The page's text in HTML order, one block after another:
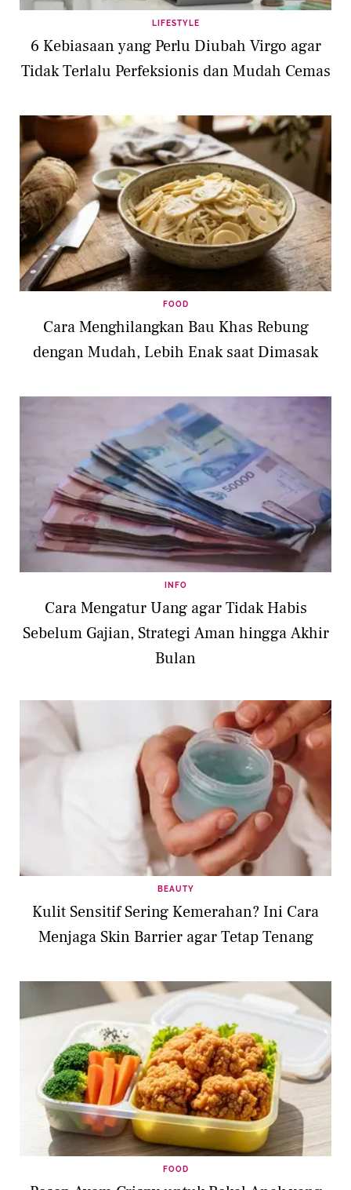
LIFESTYLE
6 Kebiasaan yang Perlu Diubah Virgo agar
Tidak Terlalu Perfeksionis dan Mudah Cemas
FOOD
Cara Menghilangkan Bau Khas Rebung
dengan Mudah, Lebih Enak saat Dimasak
INFO
Cara Mengatur Uang agar Tidak Habis
Sebelum Gajian, Strategi Aman hingga Akhir
Bulan
BEAUTY
Kulit Sensitif Sering Kemerahan? Ini Cara
Menjaga Skin Barrier agar Tetap Tenang
FOOD